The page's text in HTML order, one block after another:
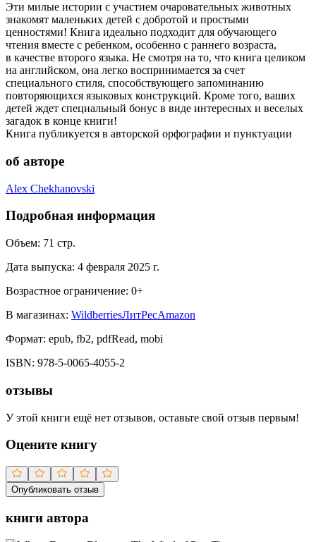
Эти милые истории с участием очаровательных животных
знакомят маленьких детей с добротой и простыми
ценностями! Книга идеально подходит для обучающего
чтения вместе с ребенком, особенно с раннего возраста,
в качестве второго языка. Не смотря на то, что книга целиком
на английском, она легко воспринимается за счет
специального стиля, способствующего запоминанию
повторяющихся языковых конструкций. Кроме того, ваших
детей ждет специальный бонус в виде интересных и веселых
загадок в конце книги!
Книга публикуется в авторской орфографии и пунктуации
об авторе
Alex Chekhanovski
Подробная информация
Объем: 71 стр.
Дата выпуска: 4 февраля 2025 г.
Возрастное ограничение: 0+
В магазинах: WildberriesЛитРесAmazon
Формат: epub, fb2, pdfRead, mobi
ISBN: 978-5-0065-4055-2
отзывы
У этой книги ещё нет отзывов, оставьте свой отзыв первым!
Оцените книгу
Опубликовать отзыв
книги автора